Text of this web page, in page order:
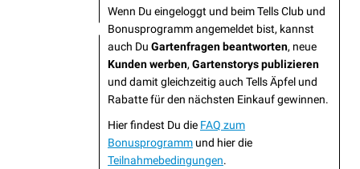
Wenn Du eingeloggt und beim Tells Club und
Bonusprogramm angemeldet bist, kannst
auch Du Gartenfragen beantworten, neue
Kunden werben, Gartenstorys publizieren
und damit gleichzeitig auch Tells Äpfel und
Rabatte für den nächsten Einkauf gewinnen.
Hier findest Du die FAQ zum
Bonusprogramm und hier die
Teilnahmebedingungen.